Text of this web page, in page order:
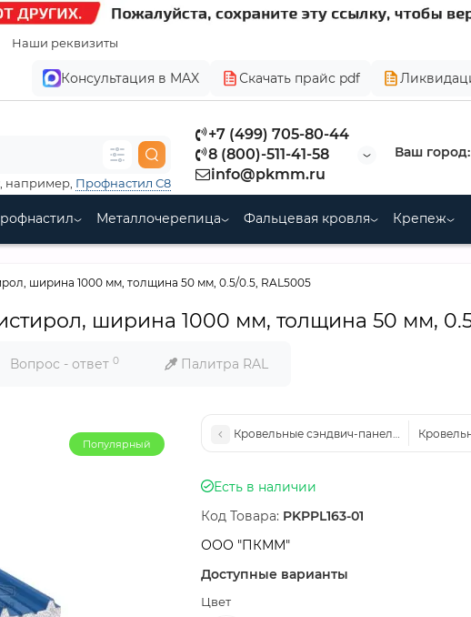
Наши реквизиты
Консультация в MAX Скачать прайс pdf
+7 (499) 705-80-44
8 (800)-511-41-58
info@pkmm.ru
например, Профнастил С8
Ваш город:
Металлочерепица Фальцевая кровля Крепеж
ширина 1000 мм, толщина 50 мм, 0.5/0.5, RAL5005
ширина 1000 мм, толщина 50 мм,
Вопрос - ответ 0 Палитра RAL
Популярный
Кровельные сэндвич-панели
Есть в наличии
Код Товара: PKPPL163-01
ООО "ПКММ"
Доступные варианты
Цвет